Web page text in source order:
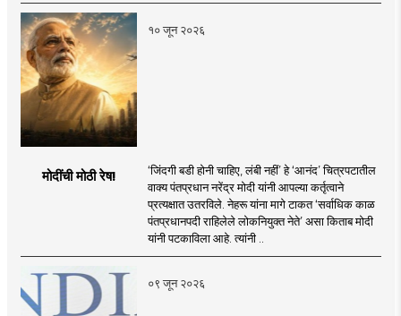
१० जून २०२६
मोदींची मोठी रेष!
‘जिंदगी बडी होनी चाहिए, लंबी नहीं’ हे ‘आनंद’ चित्रपटातील
वाक्य पंतप्रधान नरेंद्र मोदी यांनी आपल्या कर्तृत्वाने
प्रत्यक्षात उतरविले. नेहरू यांना मागे टाकत ‘सर्वाधिक काळ
पंतप्रधानपदी राहिलेले लोकनियुक्त नेते’ असा किताब मोदी
यांनी पटकाविला आहे. त्यांनी ..
०९ जून २०२६